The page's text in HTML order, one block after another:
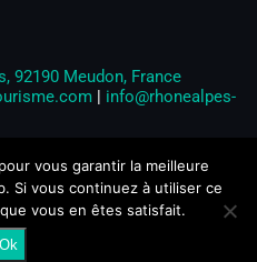
92190 Meudon, France
| info@rhonealpes-
au vendredi, de 8h00 à 18h00
vous garantir la meilleure
Si vous continuez à utiliser ce
vous en êtes satisfait.
Ok